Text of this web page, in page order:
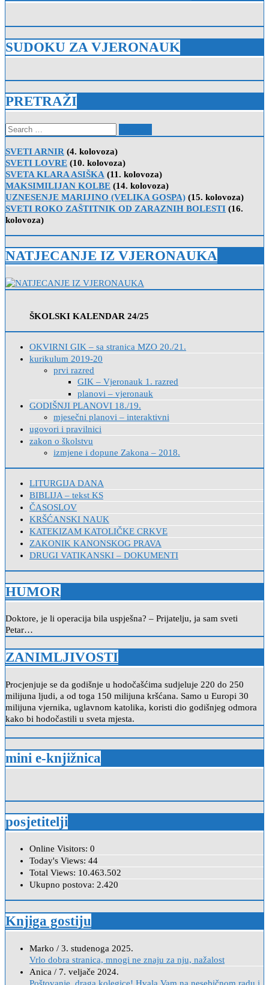
SUDOKU ZA VJERONAUK
PRETRAŽI
Search
for:
SVETI ARNIR (4. kolovoza)
SVETI LOVRE (10. kolovoza)
SVETA KLARA ASIŠKA (11. kolovoza)
MAKSIMILIJAN KOLBE (14. kolovoza)
UZNESENJE MARIJINO (VELIKA GOSPA) (15. kolovoza)
SVETI ROKO ZAŠTITNIK OD ZARAZNIH BOLESTI (16.
kolovoza)
NATJECANJE IZ VJERONAUKA
ŠKOLSKI KALENDAR 24/25
OKVIRNI GIK – sa stranica MZO 20./21.
kurikulum 2019-20
prvi razred
GIK – Vjeronauk 1. razred
planovi – vjeronauk
GODIŠNJI PLANOVI 18./19.
mjesečni planovi – interaktivni
ugovori i pravilnici
zakon o školstvu
izmjene i dopune Zakona – 2018.
LITURGIJA DANA
BIBLIJA – tekst KS
ČASOSLOV
KRŠĆANSKI NAUK
KATEKIZAM KATOLIČKE CRKVE
ZAKONIK KANONSKOG PRAVA
DRUGI VATIKANSKI – DOKUMENTI
HUMOR
Doktore, je li operacija bila uspješna? – Prijatelju, ja sam sveti
Petar…
ZANIMLJIVOSTI
Procjenjuje se da godišnje u hodočašćima sudjeluje 220 do 250
milijuna ljudi, a od toga 150 milijuna kršćana. Samo u Europi 30
milijuna vjernika, uglavnom katolika, koristi dio godišnjeg odmora
kako bi hodočastili u sveta mjesta.
mini e-knjižnica
posjetitelji
Online Visitors: 0
Today's Views: 44
Total Views: 10.463.502
Ukupno postova: 2.420
Knjiga gostiju
Marko / 3. studenoga 2025.
Vrlo dobra stranica, mnogi ne znaju za nju, nažalost
Anica / 7. veljače 2024.
Poštovanje, draga kolegice! Hvala Vam na nesebičnom radu i